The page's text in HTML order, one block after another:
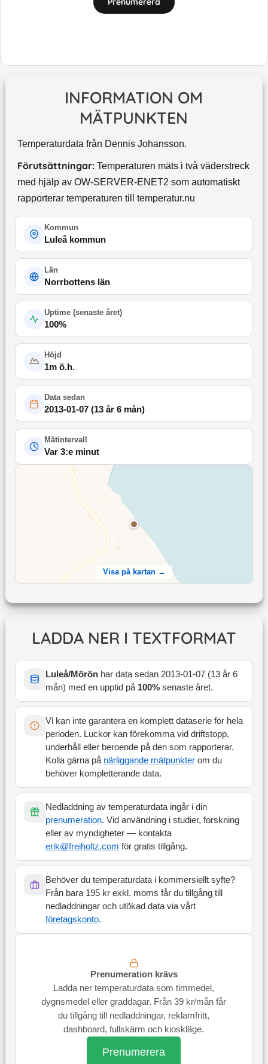
INFORMATION OM
MÄTPUNKTEN
Temperaturdata från Dennis Johansson.
Förutsättningar: Temperaturen mäts i två väderstreck
med hjälp av OW-SERVER-ENET2 som automatiskt
rapporterar temperaturen till temperatur.nu
Kommun
Luleå kommun
Län
Norrbottens län
Uptime (senaste året)
100%
Höjd
1m ö.h.
Data sedan
2013-01-07(13 år 6 mån)
Mätintervall
Var 3:e minut
Visa på kartan →
LADDA NER I TEXTFORMAT
Luleå/Mörönhar data sedan 2013-01-07(13 år 6
mån) med en upptid på 100% senaste året.
Vi kan inte garantera en komplett dataserie för hela
perioden. Luckor kan förekomma vid driftstopp,
underhåll eller beroende på den som rapporterar.
Kolla gärna på närliggande mätpunkterom du
behöver kompletterande data.
Nedladdning av temperaturdata ingår i din
prenumeration. Vid användning i studier, forskning
eller av myndigheter — kontakta
erik@freiholtz.com för gratis tillgång.
Behöver du temperaturdata i kommersiellt syfte?
Från bara 195 kr exkl. moms får du tillgång till
nedladdningar och utökad data via vårt
företagskonto.
Prenumeration krävs
Ladda ner temperaturdata som timmedel,
dygnsmedel eller graddagar. Från 39 kr/mån får
du tillgång till nedladdningar, reklamfritt,
dashboard, fullskärm och kioskläge.
Prenumerera